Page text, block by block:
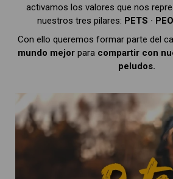
activamos los valores que nos
nuestros tres pilares: PETS ·
Con ello queremos formar parte del
mundo mejor para compartir con
peludos.